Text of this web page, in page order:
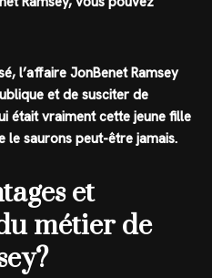
l’affaire JonBenet Ramsey
et de susciter de
était vraiment cette jeune fille
le saurons peut-être jamais.
et
métier de